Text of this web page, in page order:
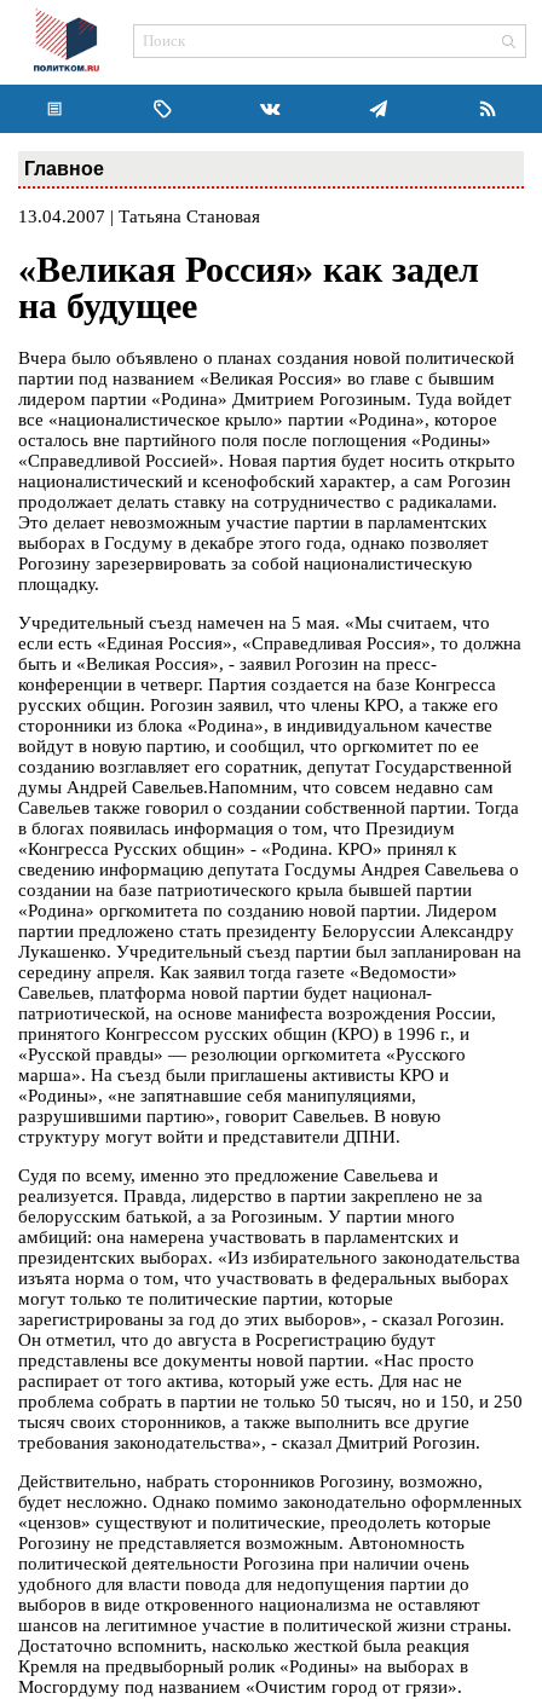
Главное
13.04.2007 | Татьяна Становая
«Великая Россия» как задел
на будущее
Вчера было объявлено о планах создания новой политической
партии под названием «Великая Россия» во главе с бывшим
лидером партии «Родина» Дмитрием Рогозиным. Туда войдет
все «националистическое крыло» партии «Родина», которое
осталось вне партийного поля после поглощения «Родины»
«Справедливой Россией». Новая партия будет носить открыто
националистический и ксенофобский характер, а сам Рогозин
продолжает делать ставку на сотрудничество с радикалами.
Это делает невозможным участие партии в парламентских
выборах в Госдуму в декабре этого года, однако позволяет
Рогозину зарезервировать за собой националистическую
площадку.
Учредительный съезд намечен на 5 мая. «Мы считаем, что
если есть «Единая Россия», «Справедливая Россия», то должна
быть и «Великая Россия», - заявил Рогозин на пресс-
конференции в четверг. Партия создается на базе Конгресса
русских общин. Рогозин заявил, что члены КРО, а также его
сторонники из блока «Родина», в индивидуальном качестве
войдут в новую партию, и сообщил, что оргкомитет по ее
созданию возглавляет его соратник, депутат Государственной
думы Андрей Савельев.Напомним, что совсем недавно сам
Савельев также говорил о создании собственной партии. Тогда
в блогах появилась информация о том, что Президиум
«Конгресса Русских общин» - «Родина. КРО» принял к
сведению информацию депутата Госдумы Андрея Савельева о
создании на базе патриотического крыла бывшей партии
«Родина» оргкомитета по созданию новой партии. Лидером
партии предложено стать президенту Белоруссии Александру
Лукашенко. Учредительный съезд партии был запланирован на
середину апреля. Как заявил тогда газете «Ведомости»
Савельев, платформа новой партии будет национал-
патриотической, на основе манифеста возрождения России,
принятого Конгрессом русских общин (КРО) в 1996 г., и
«Русской правды» — резолюции оргкомитета «Русского
марша». На съезд были приглашены активисты КРО и
«Родины», «не запятнавшие себя манипуляциями,
разрушившими партию», говорит Савельев. В новую
структуру могут войти и представители ДПНИ.
Судя по всему, именно это предложение Савельева и
реализуется. Правда, лидерство в партии закреплено не за
белорусским батькой, а за Рогозиным. У партии много
амбиций: она намерена участвовать в парламентских и
президентских выборах. «Из избирательного законодательства
изъята норма о том, что участвовать в федеральных выборах
могут только те политические партии, которые
зарегистрированы за год до этих выборов», - сказал Рогозин.
Он отметил, что до августа в Росрегистрацию будут
представлены все документы новой партии. «Нас просто
распирает от того актива, который уже есть. Для нас не
проблема собрать в партии не только 50 тысяч, но и 150, и 250
тысяч своих сторонников, а также выполнить все другие
требования законодательства», - сказал Дмитрий Рогозин.
Действительно, набрать сторонников Рогозину, возможно,
будет несложно. Однако помимо законодательно оформленных
«цензов» существуют и политические, преодолеть которые
Рогозину не представляется возможным. Автономность
политической деятельности Рогозина при наличии очень
удобного для власти повода для недопущения партии до
выборов в виде откровенного национализма не оставляют
шансов на легитимное участие в политической жизни страны.
Достаточно вспомнить, насколько жесткой была реакция
Кремля на предвыборный ролик «Родины» на выборах в
Мосгордуму под названием «Очистим город от грязи».